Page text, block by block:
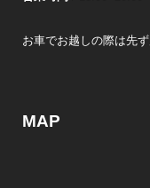
お車でお越しの際は先
MAP